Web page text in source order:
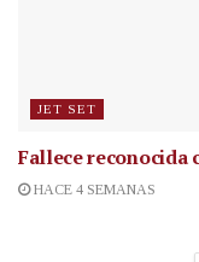
JET SET
Fallece reconocida
HACE 4 SEMANAS